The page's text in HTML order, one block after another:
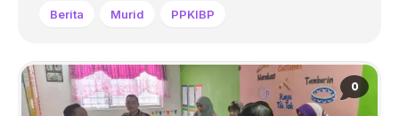
Berita Murid PPKIBP
0